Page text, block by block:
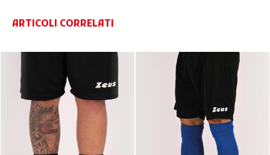
ARTICOLI CORRELATI